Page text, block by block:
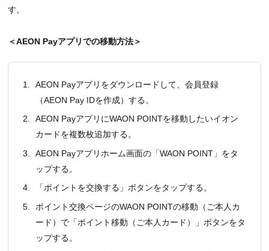
す。
＜AEON Payアプリでの移動方法＞
1.
AEON Payアプリをダウンロードして、会員登録
（AEON Pay IDを作成）する。
2.
AEON PayアプリにWAON POINTを移動したいイオン
カードを複数枚追加する。
3.
AEON Payアプリホーム画面の「WAON POINT」をタ
ップする。
4.
「ポイントを交換する」ボタンをタップする。
5.
ポイント交換ページのWAON POINTの移動（ご本人カ
ード）で「ポイント移動（ご本人カード）」ボタンをタ
ップする。